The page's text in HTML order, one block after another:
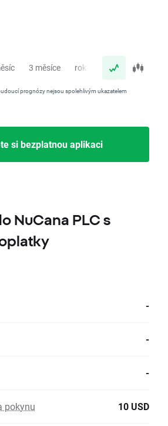
3 měsíce rok
prognózy nejsou spolehlivým ukazatelem
si bezplatnou aplikaci
NuCana PLC s
-
-
-
pokynu 10 USD